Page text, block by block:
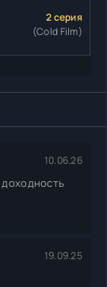
2 серия
(Cold Film)
10.06.26
19.09.25